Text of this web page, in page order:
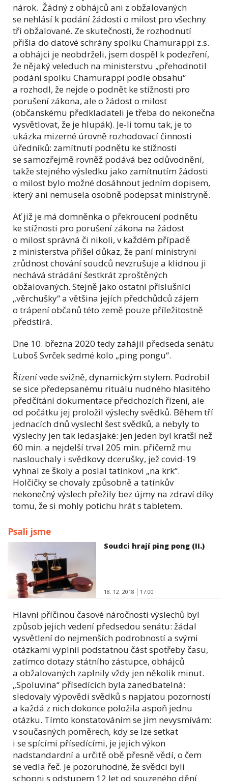
nárok. Žádný z obhájců ani z obžalovaných
se nehlásí k podání žádosti o milost pro všechny
tři obžalované. Ze skutečnosti, že rozhodnutí
přišla do datové schrány spolku Chamurappi z.s.
a obhájci je neobdrželi, jsem dospěl k podezření,
že nějaký veleduch na ministerstvu „přehodnotil
podání spolku Chamurappi podle obsahu“
a rozhodl, že nejde o podnět ke stížnosti pro
porušení zákona, ale o žádost o milost
(občanskému předkladateli je třeba do nekonečna
vysvětlovat, že je hlupák). Je-li tomu tak, je to
ukázka mizerné úrovně rozhodovací činnosti
úředníků: zamítnutí podnětu ke stížnosti
se samozřejmě rovněž podává bez odůvodnění,
takže stejného výsledku jako zamítnutím žádosti
o milost bylo možné dosáhnout jedním dopisem,
který ani nemusela osobně podepsat ministryně.
Ať již je má domněnka o překroucení podnětu
ke stížnosti pro porušení zákona na žádost
o milost správná či nikoli, v každém případě
z ministerstva přišel důkaz, že paní ministryni
zrůdnost chování soudců nevzrušuje a klidnou ji
nechává strádání šestkrát zproštěných
obžalovaných. Stejně jako ostatní příslušníci
„věrchušky“ a většina jejích předchůdců zájem
o trápení občanů této země pouze příležitostně
předstírá.
Dne 10. března 2020 tedy zahájil předseda senátu
Luboš Svrček sedmé kolo „ping pongu“.
Řízení vede svižně, dynamickým stylem. Podrobil
se sice předepsanému rituálu nudného hlasitého
předčítání dokumentace předchozích řízení, ale
od počátku jej proložil výslechy svědků. Během tří
jednacích dnů vyslechl šest svědků, a nebyly to
výslechy jen tak ledasjaké: jen jeden byl kratší než
60 min. a nejdelší trval 205 min. přičemž mu
naslouchaly i svědkovy dcerušky, jež covid-19
vyhnal ze školy a poslal tatínkovi „na krk“.
Holčičky se chovaly způsobně a tatínkův
nekonečný výslech přežily bez újmy na zdraví díky
tomu, že si mohly potichu hrát s tabletem.
Psali jsme
Soudci hrají ping pong (II.)
18. 12. 2018 17:00
Hlavní příčinou časové náročnosti výslechů byl
způsob jejich vedení předsedou senátu: žádal
vysvětlení do nejmenších podrobností a svými
otázkami vyplnil podstatnou část spotřeby času,
zatímco dotazy státního zástupce, obhájců
a obžalovaných zaplnily vždy jen několik minut.
„Spoluvina“ přísedících byla zanedbatelná:
sledovaly výpovědi svědků s napjatou pozorností
a každá z nich dokonce položila aspoň jednu
otázku. Tímto konstatováním se jim nevysmívám:
v současných poměrech, kdy se lze setkat
i se spícími přísedícími, je jejich výkon
nadstandardní a určitě obě přesně vědí, o čem
se vedla řeč. Je pozoruhodné, že svědci byli
schopni s odstupem 12 let od souzeného dění